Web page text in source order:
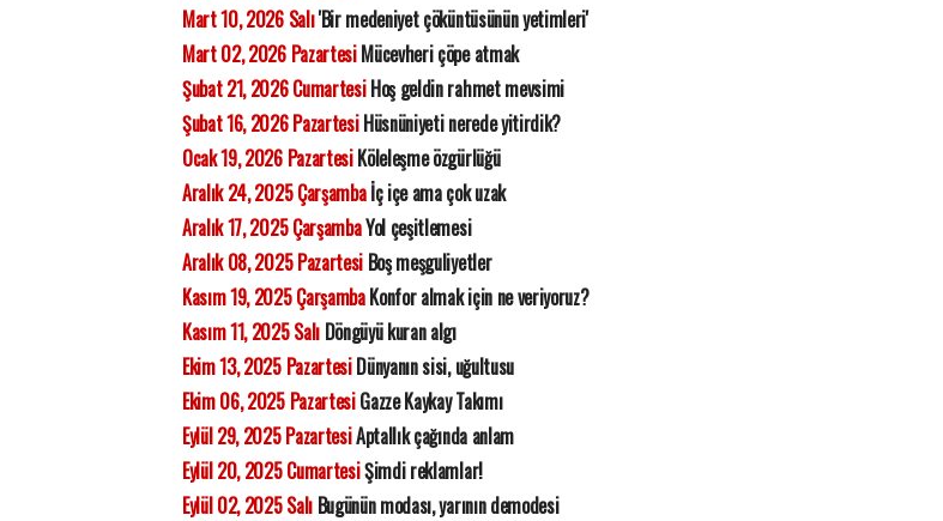
Mart 10, 2026 Salı'Bir medeniyet çöküntüsünün yetimleri'
Mart 02, 2026 PazartesiMücevheri çöpe atmak
Şubat 21, 2026 CumartesiHoş geldin rahmet mevsimi
Şubat 16, 2026 PazartesiHüsnüniyeti nerede yitirdik?
Ocak 19, 2026 PazartesiKöleleşme özgürlüğü
Aralık 24, 2025 Çarşambaİç içe ama çok uzak
Aralık 17, 2025 ÇarşambaYol çeşitlemesi
Aralık 08, 2025 Pazartesi Boş meşguliyetler
Kasım 19, 2025 ÇarşambaKonfor almak için ne veriyoruz?
Kasım 11, 2025 SalıDöngüyü kuran algı
Ekim 13, 2025 PazartesiDünyanın sisi, uğultusu
Ekim 06, 2025 PazartesiGazze Kaykay Takımı
Eylül 29, 2025 PazartesiAptallık çağında anlam
Eylül 20, 2025 CumartesiŞimdi reklamlar!
Eylül 02, 2025 SalıBugünün modası, yarının demodesi